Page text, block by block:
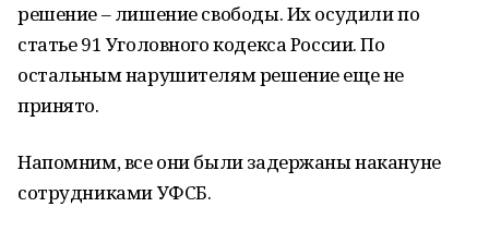
решение – лишение свободы. Их осудили по
статье 91 Уголовного кодекса России. По
остальным нарушителям решение еще не
принято.
Напомним, все они были задержаны накануне
сотрудниками УФСБ.